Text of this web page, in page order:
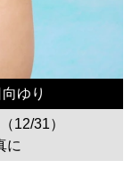
ゆり
12/31）
に